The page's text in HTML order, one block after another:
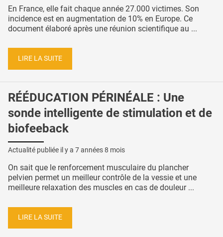
En France, elle fait chaque année 27.000 victimes. Son
incidence est en augmentation de 10% en Europe. Ce
document élaboré après une réunion scientifique au ...
LIRE LA SUITE
RÉÉDUCATION PÉRINÉALE : Une
sonde intelligente de stimulation et de
biofeeback
Actualité publiée il y a 7 années 8 mois
On sait que le renforcement musculaire du plancher
pelvien permet un meilleur contrôle de la vessie et une
meilleure relaxation des muscles en cas de douleur ...
LIRE LA SUITE